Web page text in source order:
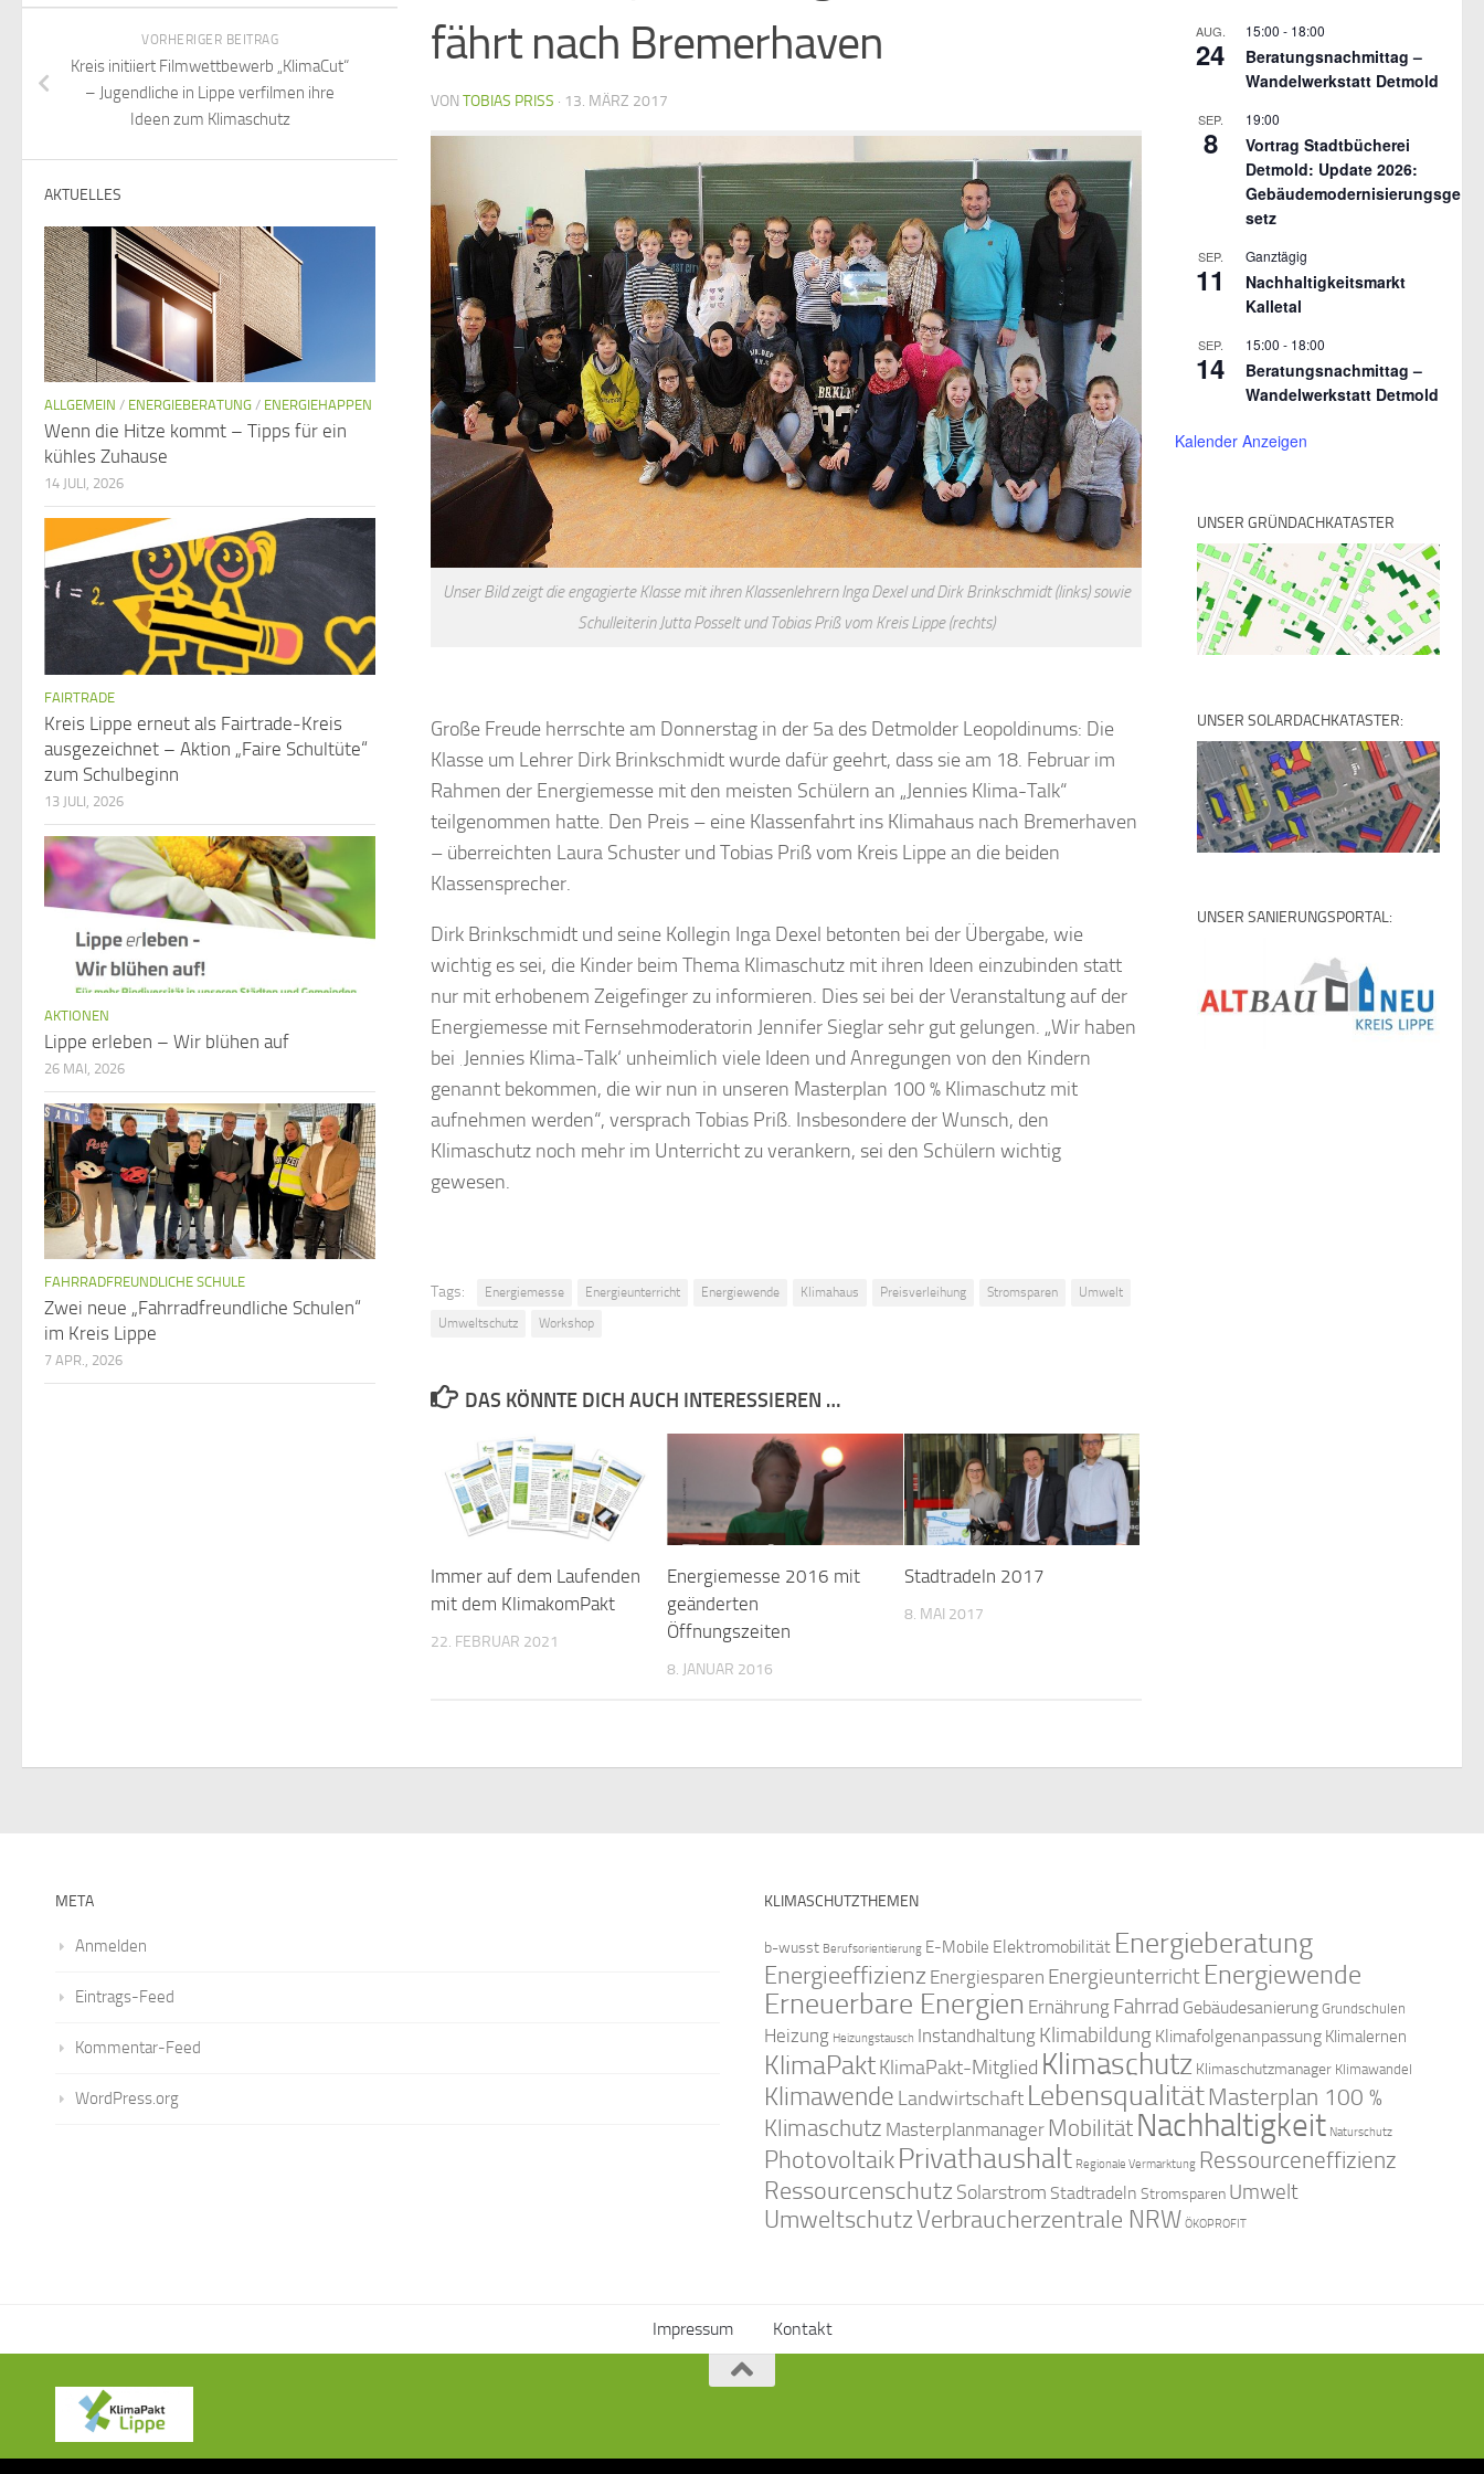
fährt nach Bremerhaven
VON TOBIAS PRISS · 13. MÄRZ 2017
Unser Bild zeigt die engagierte Klasse mit ihren Klassenlehrern Inga Dexel und Dirk Brinkschmidt (links) sowie
Schulleiterin Jutta Posselt und Tobias Priß vom Kreis Lippe (rechts)
Große Freude herrschte am Donnerstag in der 5a des Detmolder Leopoldinums: Die
Klasse um Lehrer Dirk Brinkschmidt wurde dafür geehrt, dass sie am 18. Februar im
Rahmen der Energiemesse mit den meisten Schülern an „Jennies Klima-Talk“
teilgenommen hatte. Den Preis – eine Klassenfahrt ins Klimahaus nach Bremerhaven
– überreichten Laura Schuster und Tobias Priß vom Kreis Lippe an die beiden
Klassensprecher.
Dirk Brinkschmidt und seine Kollegin Inga Dexel betonten bei der Übergabe, wie
wichtig es sei, die Kinder beim Thema Klimaschutz mit ihren Ideen einzubinden statt
nur mit erhobenem Zeigefinger zu informieren. Dies sei bei der Veranstaltung auf der
Energiemesse mit Fernsehmoderatorin Jennifer Sieglar sehr gut gelungen. „Wir haben
bei ‚Jennies Klima-Talk‘ unheimlich viele Ideen und Anregungen von den Kindern
genannt bekommen, die wir nun in unseren Masterplan 100 % Klimaschutz mit
aufnehmen werden“, versprach Tobias Priß. Insbesondere der Wunsch, den
Klimaschutz noch mehr im Unterricht zu verankern, sei den Schülern wichtig
gewesen.
Tags: Energiemesse Energieunterricht Energiewende Klimahaus Preisverleihung Stromsparen
Umwelt
Umweltschutz
Workshop
DAS KÖNNTE DICH AUCH INTERESSIEREN …
Immer auf dem Laufenden
mit dem KlimakomPakt
22. FEBRUAR 2021
Energiemesse 2016 mit
geänderten
Öffnungszeiten
8. JANUAR 2016
Stadtradeln 2017
8. MAI 2017
VORHERIGER BEITRAG
Kreis initiiert Filmwettbewerb „KlimaCut“
– Jugendliche in Lippe verfilmen ihre
Ideen zum Klimaschutz
AKTUELLES
ALLGEMEIN / ENERGIEBERATUNG / ENERGIEHAPPEN
Wenn die Hitze kommt – Tipps für ein
kühles Zuhause
14 JULI, 2026
FAIRTRADE
Kreis Lippe erneut als Fairtrade-Kreis
ausgezeichnet – Aktion „Faire Schultüte“
zum Schulbeginn
13 JULI, 2026
AKTIONEN
Lippe erleben – Wir blühen auf
26 MAI, 2026
FAHRRADFREUNDLICHE SCHULE
Zwei neue „Fahrradfreundliche Schulen“
im Kreis Lippe
7 APR., 2026
AUG.
24
15:00 - 18:00
Beratungsnachmittag –
Wandelwerkstatt Detmold
SEP.
8
19:00
Vortrag Stadtbücherei
Detmold: Update 2026:
Gebäudemodernisierungsge
setz
SEP.
11
Ganztägig
Nachhaltigkeitsmarkt
Kalletal
SEP.
14
15:00 - 18:00
Beratungsnachmittag –
Wandelwerkstatt Detmold
Kalender Anzeigen
UNSER GRÜNDACHKATASTER
UNSER SOLARDACHKATASTER:
UNSER SANIERUNGSPORTAL:
META
Anmelden
Eintrags-Feed
Kommentar-Feed
WordPress.org
KLIMASCHUTZTHEMEN
b-wusst Berufsorientierung E-Mobile Elektromobilität Energieberatung
Energieeffizienz Energiesparen Energieunterricht Energiewende
Erneuerbare Energien Ernährung Fahrrad Gebäudesanierung Grundschulen
Heizung Heizungstausch Instandhaltung Klimabildung Klimafolgenanpassung Klimalernen
KlimaPaktKlimaPakt-Mitglied Klimaschutz Klimaschutzmanager Klimawandel
Klimawende Landwirtschaft LebensqualitätMasterplan 100 %
Klimaschutz Masterplanmanager Mobilität Nachhaltigkeit Naturschutz
PhotovoltaikPrivathaushalt Regionale Vermarktung Ressourceneffizienz
Ressourcenschutz Solarstrom Stadtradeln Stromsparen Umwelt
UmweltschutzVerbraucherzentrale NRW ÖKOPROFIT
Impressum Kontakt